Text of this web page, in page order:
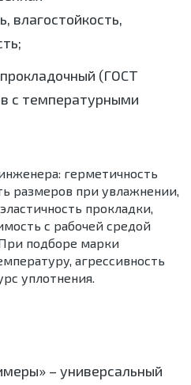
влагостойкость,
(ГОСТ
с температурными
герметичность
размеров при увлажнении,
прокладки,
с рабочей средой
подборе марки
агрессивность
уплотнения.
– универсальный